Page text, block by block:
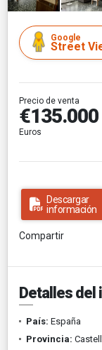
Google
Street
Precio de venta
€135.000
Euros
Descargar
información
Compartir
Detalles del
País: España
Provincia: